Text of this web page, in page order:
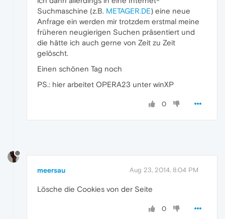
Suchmaschine (z.B. METAGER.DE) eine neue
Anfrage ein werden mir trotzdem erstmal meine
früheren neugierigen Suchen präsentiert und
die hätte ich auch gerne von Zeit zu Zeit
gelöscht.
Einen schönen Tag noch
PS.: hier arbeitet OPERA23 unter winXP
0
meersau Aug 23, 2014, 8:04 PM
Lösche die Cookies von der Seite
0